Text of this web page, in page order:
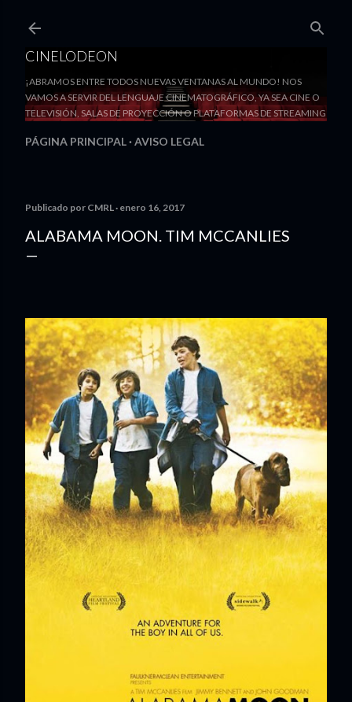
CINELODEON
¡ABRAMOS ENTRE TODOS NUEVAS VENTANAS AL MUNDO! NOS
VAMOS A SERVIR DEL LENGUAJE CINEMATOGRÁFICO, YA SEA CINE O
TELEVISIÓN, SALAS DE PROYECCIÓN O PLATAFORMAS DE STREAMING
PÁGINA PRINCIPAL AVISO LEGAL
Publicado por CMRL enero 16, 2017
ALABAMA MOON. TIM MCCANLIES